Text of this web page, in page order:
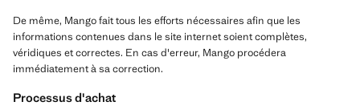
De même, Mango fait tous les efforts nécessaires afin que les
informations contenues dans le site internet soient complètes,
véridiques et correctes. En cas d'erreur, Mango procédera
immédiatement à sa correction.
Processus d'achat